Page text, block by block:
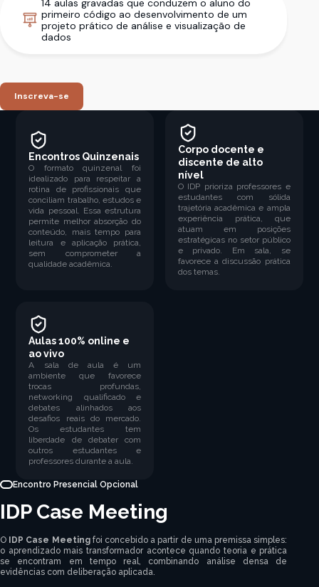
14 aulas gravadas que conduzem o aluno do
primeiro código ao desenvolvimento de um
projeto prático de análise e visualização de
dados
Inscreva-se
Encontros Quinzenais
O formato quinzenal foi
idealizado para respeitar a
rotina de profissionais que
conciliam trabalho, estudos e
vida pessoal. Essa estrutura
permite melhor absorção do
conteúdo, mais tempo para
leitura e aplicação prática,
sem comprometer a
qualidade acadêmica.
Corpo docente e
discente de alto
nível
O IDP prioriza professores e
estudantes com sólida
trajetória acadêmica e ampla
experiência prática, que
atuam em posições
estratégicas no setor público
e privado. Em sala, se
favorece a discussão prática
dos temas.
Aulas 100% online e
ao vivo
A sala de aula é um
ambiente que favorece
trocas profundas,
networking qualificado e
debates alinhados aos
desafios reais do mercado.
Os estudantes tem
liberdade de debater com
outros estudantes e
professores durante a aula.
Encontro Presencial Opcional
IDP Case Meeting
O IDP Case Meetingfoi concebido a partir de uma premissa simples:
o aprendizado mais transformador acontece quando teoria e prática
se encontram em tempo real, combinando análise densa de
evidências com deliberação aplicada.